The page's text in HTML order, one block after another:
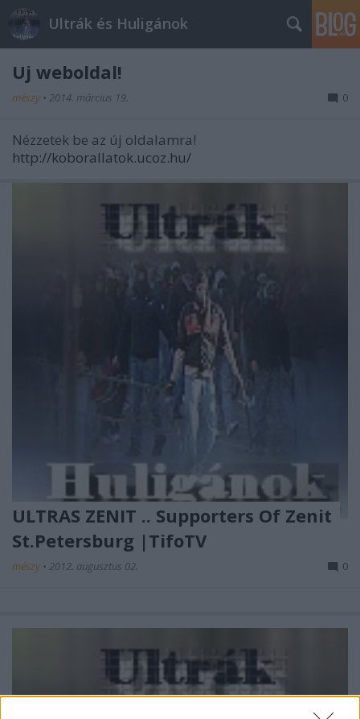
Ultrák és Huligánok
Új weboldal!
mészy • 2014. március 19. 0
Nézzetek be az új oldalamra!
http://koborallatok.ucoz.hu/
ULTRAS ZENIT .. Supporters Of Zenit
St.Petersburg |TifoTV
mészy • 2012. augusztus 02. 0